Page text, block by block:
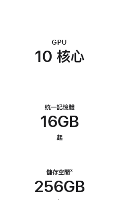
GPU
10 核心
統一記憶體
16GB
起
儲存空間3
256GB